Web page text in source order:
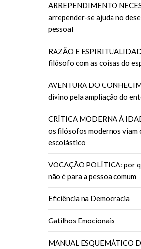
ARREPENDIMENTO
arrepender-se ajuda no
pessoal
RAZÃO E
filósofo com as coisas do
AVENTURA DO
divino pela ampliação do
CRÍTICA MODERNA À
os filósofos modernos viam
escolástico
VOCAÇÃO POLÍTICA: por
não é para a pessoa comum
Eficiência na Democracia
Gatilhos Emocionais
MANUAL ESQUEMÁTICO